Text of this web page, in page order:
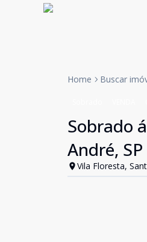
Home Buscar
Sobrado
André, SP
Vila Floresta,